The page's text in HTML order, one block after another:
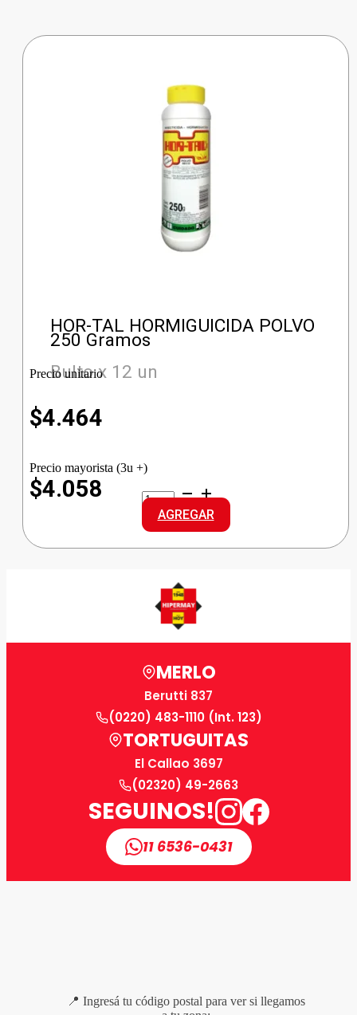
HOR-TAL HORMIGUICIDA POLVO
250 Gramos
Bulto x 12 un
Precio unitario
$4.464
Precio mayorista (3u +)
$4.058
HOR-
TAL
HORMIGUICIDA
POLVO
cantidad
AGREGAR
MERLO
Berutti 837
(0220) 483-1110 (Int. 123)
TORTUGUITAS
El Callao 3697
(02320) 49-2663
SEGUINOS!
11 6536-0431
📍 Ingresá tu código postal para ver si llegamos